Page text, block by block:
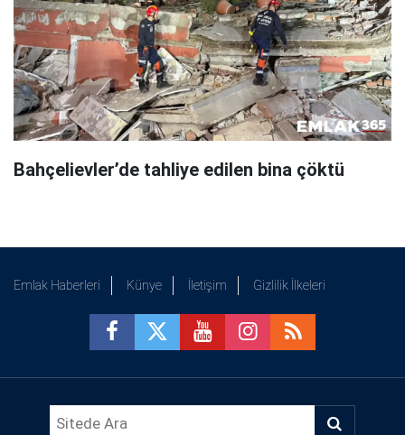
Bahçelievler’de tahliye edilen bina çöktü
Emlak Haberleri Künye İletişim Gizlilik İlkeleri